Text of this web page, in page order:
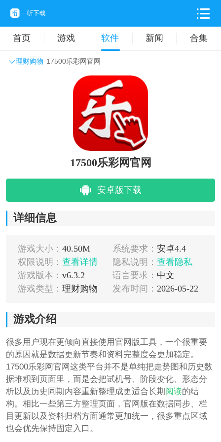
首页 游戏 软件 新闻 合集
理财购物 17500乐彩网官网
主题壁纸 旅游出行
拍摄美化 时尚购物
17500乐彩网官网
安卓版下载
详细信息
游戏大小： 40.50M 系统要求： 安卓4.4
权限说明： 查看详情 隐私说明： 查看隐私
游戏版本： v6.3.2 语言要求： 中文
游戏类型： 理财购物 发布时间： 2026-05-22
游戏介绍
很多用户现在更倾向直接使用官网版工具，一个很重要
的原因就是数据更新节奏和资料完整度会更加稳定。
17500乐彩网官网这类平台并不是单纯把走势图和历史数
据堆积到页面里，而是会把试机号、阶段变化、形态分
析以及历史同期内容重新整理成更适合长期阅读的结
构。相比一些第三方整理页面，官网版在数据同步、栏
目更新以及资料归档方面通常更加统一，很多重点区域
也会优先保持固定入口。